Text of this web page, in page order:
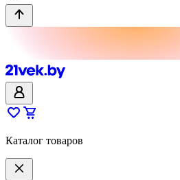
Каталог товаров